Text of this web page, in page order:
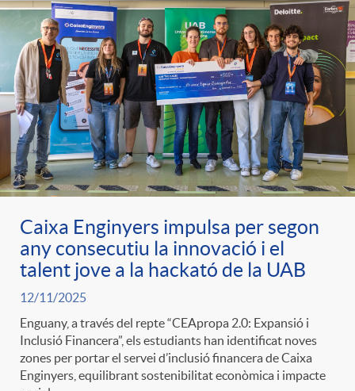
Caixa Enginyers impulsa per segon
any consecutiu la innovació i el
talent jove a la hackató de la UAB
12/11/2025
Enguany, a través del repte “CEApropa 2.0: Expansió i
Inclusió Financera”, els estudiants han identificat noves
zones per portar el servei d’inclusió financera de Caixa
Enginyers, equilibrant sostenibilitat econòmica i impacte